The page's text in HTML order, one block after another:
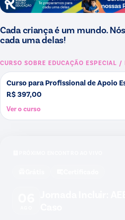
Cada criança é um mundo.
cada uma delas!
CURSO SOBRE EDUCAÇÃO ESPECIAL /
Curso para Profissional de Apoio
R$ 397,00
Ver o curso